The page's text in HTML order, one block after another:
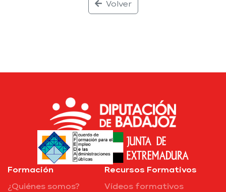
Volver
Formación
¿Quiénes somos?
Recursos Formativos
Vídeos formativos